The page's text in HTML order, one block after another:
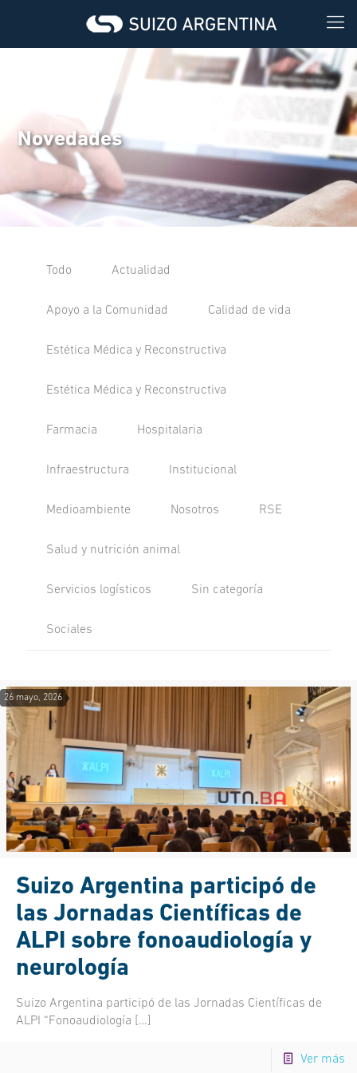
Novedades
Todo Actualidad
Apoyo a la Comunidad Calidad de vida
Estética Médica y Reconstructiva
Estética Médica y Reconstructiva
Farmacia Hospitalaria
Infraestructura Institucional
Medioambiente Nosotros RSE
Salud y nutrición animal
Servicios logísticos Sin categoría
Sociales
26 mayo, 2026
Suizo Argentina participó de
las Jornadas Científicas de
ALPI sobre fonoaudiología y
neurología
Suizo Argentina participó de las Jornadas Científicas de
ALPI “Fonoaudiología […]
Ver más